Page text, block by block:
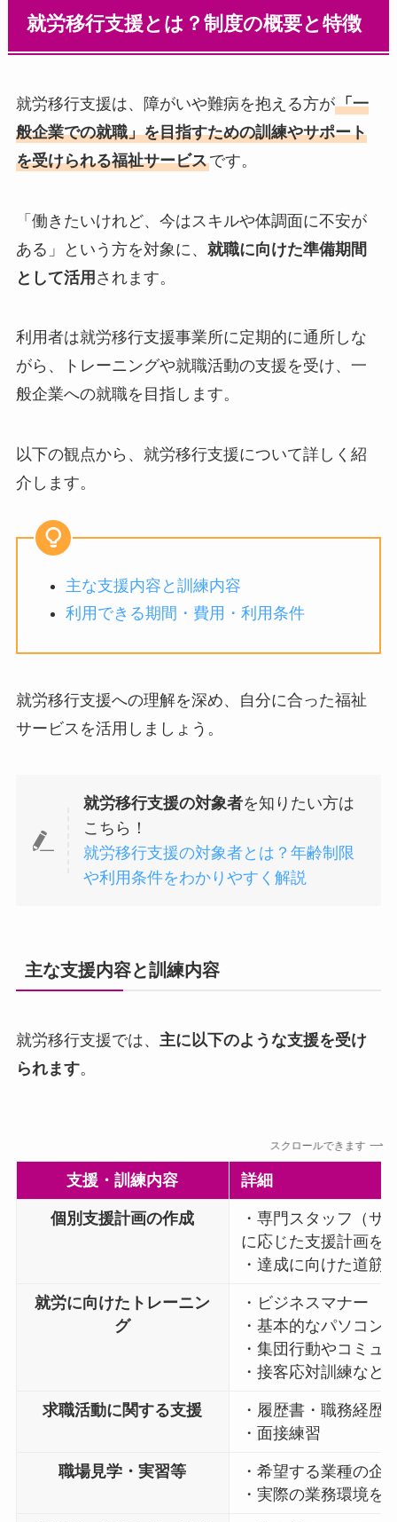
就労移行支援とは？制度の概要と特徴
就労移行支援は、障がいや難病を抱える方が「一
般企業での就職」を目指すための訓練やサポート
を受けられる福祉サービスです。
「働きたいけれど、今はスキルや体調面に不安が
ある」という方を対象に、 就職に向けた準備期間
として活用 されます。
利用者は就労移行支援事業所に定期的に通所しな
がら、トレーニングや就職活動の支援を受け、一
般企業への就職を目指します。
以下の観点から、就労移行支援について詳しく紹
介します。
主な支援内容と訓練内容
利用できる期間・費用・利用条件
就労移行支援への理解を深め、自分に合った福祉
サービスを活用しましょう。
就労移行支援の対象者を知りたい方は
こちら！
就労移行支援の対象者とは？年齢制限
や利用条件をわかりやすく解説
主な支援内容と訓練内容
就労移行支援では、 主に以下のような支援を受け
られます。
スクロールできます
支援・訓練内容 詳細
個別支援計画の作成
・専門スタッフ（サ
に応じた支援計画を
・達成に向けた道筋
就労に向けたトレーニン
グ
・ビジネスマナー
・基本的なパソコン
・集団行動やコミュ
・接客応対訓練など
求職活動に関する支援
・履歴書・職務経歴
・面接練習
職場見学・実習等
・希望する業種の企
・実際の業務環境を